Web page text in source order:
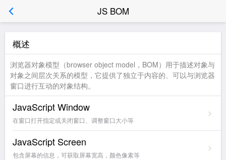
JS BOM
概述
浏览器对象模型（browser object model，BOM）用于描述对象与
对象之间层次关系的模型，它提供了独立于内容的、可以与浏览器
窗口进行互动的对象结构。
JavaScript Window
在窗口打开指定或关闭窗口、调整窗口大小等
JavaScript Screen
包含屏幕的信息，可获取屏幕宽高，颜色像素等